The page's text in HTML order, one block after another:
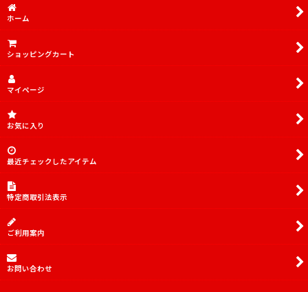
傷あり特価品
PSA10.9
デッキ販売
TORECARDSコラボデッキ
アイドルマスター シンデレラガールズ【UA55BT】
アイドルマスター シンデレラガールズ【UA55ST】
「マクロス」シリーズ Vol.2【EX14BT】
無職転生 〜異世界行ったら本気だす〜【UA54BT】
犬夜叉【UA50BT】
チェンソーマン【UA53BT】
ホーム
ショッピングカート
マイページ
お気に入り
最近チェックしたアイテム
特定商取引法表示
ご利用案内
お問い合わせ